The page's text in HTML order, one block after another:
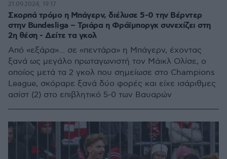
Σκορπά τρόμο η Μπάγερν, διέλυσε 5-0 την Βέρντερ
στην Bundesliga – Τριάρα η Φράϊμποργκ συνεχίζει στη
2η θέση - Δείτε τα γκολ
Από «εξάρα»... σε «πεντάρα» η Μπάγερν, έχοντας
ξανά ως μεγάλο πρωταγωνιστή τον Μάικλ Ολίσε, ο
οποίος μετά τα 2 γκολ που σημείωσε στο Champions
League, σκόραρε ξανά δύο φορές και είχε ισάριθμες
ασίστ (2) στο επιβλητικό 5-0 των Βαυαρών
21.09.2024, 19:17